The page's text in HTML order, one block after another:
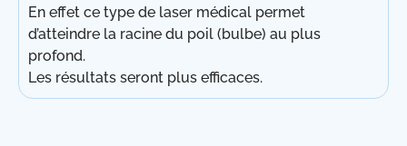
En effet ce type de laser médical permet
d’atteindre la racine du poil (bulbe) au plus
profond.
Les résultats seront plus efficaces.